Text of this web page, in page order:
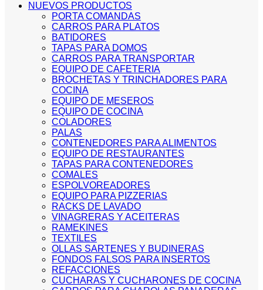
NUEVOS PRODUCTOS
PORTA COMANDAS
CARROS PARA PLATOS
BATIDORES
TAPAS PARA DOMOS
CARROS PARA TRANSPORTAR
EQUIPO DE CAFETERIA
BROCHETAS Y TRINCHADORES PARA
COCINA
EQUIPO DE MESEROS
EQUIPO DE COCINA
COLADORES
PALAS
CONTENEDORES PARA ALIMENTOS
EQUIPO DE RESTAURANTES
TAPAS PARA CONTENEDORES
COMALES
ESPOLVOREADORES
EQUIPO PARA PIZZERIAS
RACKS DE LAVADO
VINAGRERAS Y ACEITERAS
RAMEKINES
TEXTILES
OLLAS SARTENES Y BUDINERAS
FONDOS FALSOS PARA INSERTOS
REFACCIONES
CUCHARAS Y CUCHARONES DE COCINA